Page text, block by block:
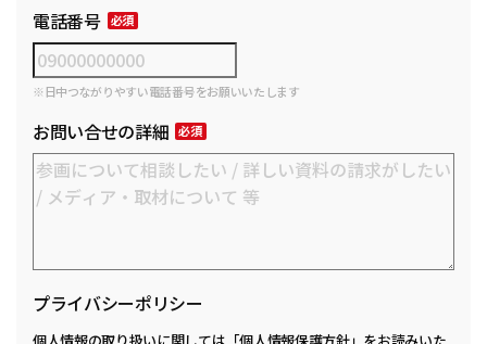
電話番号
※日中つながりやすい電話番号をお願いいたします
お問い合せの詳細
プライバシーポリシー